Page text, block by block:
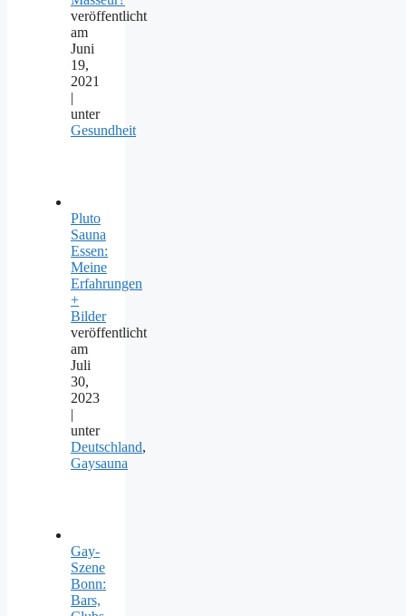
veröffentlicht
am
Juni
19,
2021
|
unter
Gesundheit
Pluto
Sauna
Essen:
Meine
Erfahrungen
+
Bilder
veröffentlicht
am
Juli
30,
2023
|
unter
Deutschland,
Gaysauna
Gay-
Szene
Bonn:
Bars,